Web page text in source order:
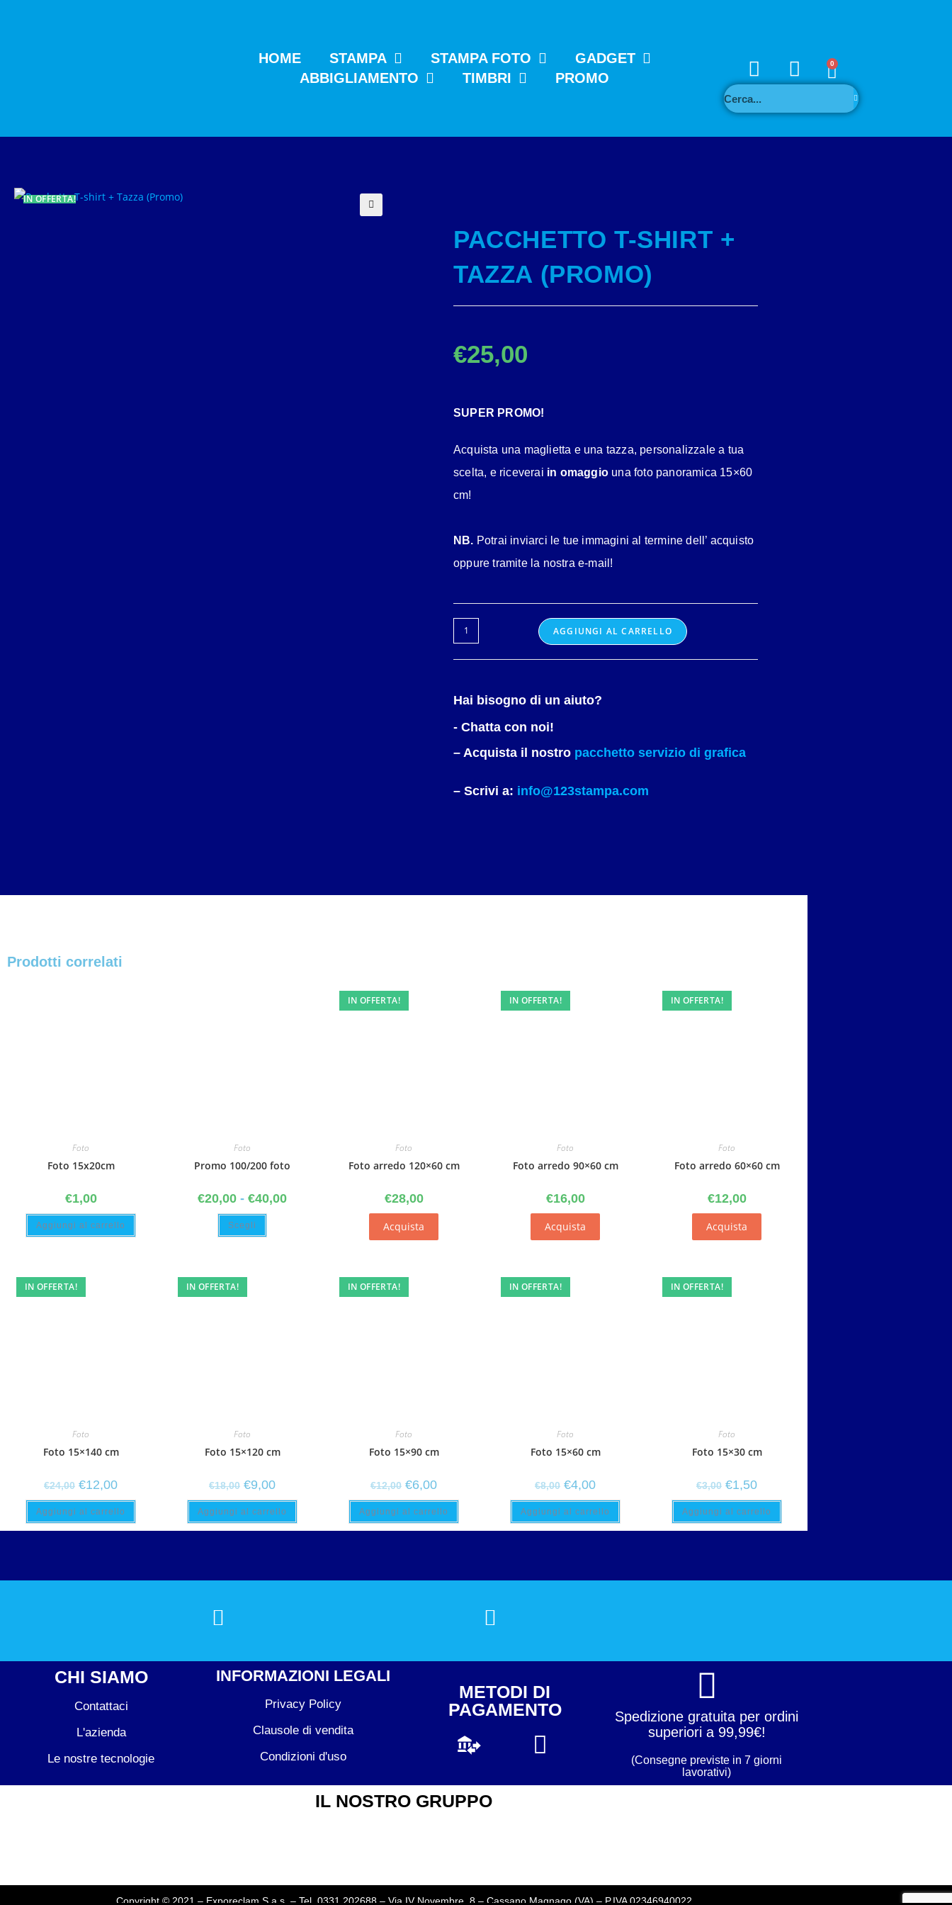
HOME STAMPA STAMPA FOTO
GADGET
ABBIGLIAMENTO
TIMBRI PROMO
0
IN OFFERTA!
PACCHETTO T-SHIRT +
TAZZA (PROMO)
€25,00
SUPER PROMO!
Acquista una maglietta e una tazza, personalizzale a tua
scelta, e riceverai in omaggio una foto panoramica 15×60
cm!
NB. Potrai inviarci le tue immagini al termine dell’ acquisto
oppure tramite la nostra e-mail!
AGGIUNGI AL CARRELLO
Hai bisogno di un aiuto?
- Chatta con noi!
– Acquista il nostro pacchetto servizio di grafica
– Scrivi a: info@123stampa.com
Prodotti correlati
Foto
Foto 15x20cm
€1,00
Aggiungi al carrello
Foto
Promo 100/200 foto
€20,00 - €40,00
Scegli
IN OFFERTA!
Foto
Foto arredo 120×60 cm
€28,00
Acquista
IN OFFERTA!
Foto
Foto arredo 90×60 cm
€16,00
Acquista
IN OFFERTA!
Foto
Foto arredo 60×60 cm
€12,00
Acquista
IN OFFERTA!
Foto
Foto 15×140 cm
€24,00 €12,00
Aggiungi al carrello
IN OFFERTA!
Foto
Foto 15×120 cm
€18,00 €9,00
Aggiungi al carrello
IN OFFERTA!
Foto
Foto 15×90 cm
€12,00 €6,00
Aggiungi al carrello
IN OFFERTA!
Foto
Foto 15×60 cm
€8,00 €4,00
Aggiungi al carrello
IN OFFERTA!
Foto
Foto 15×30 cm
€3,00 €1,50
Aggiungi al carrello
CHI SIAMO
Contattaci
L'azienda
Le nostre tecnologie
INFORMAZIONI LEGALI
Privacy Policy
Clausole di vendita
Condizioni d'uso
METODI DI
PAGAMENTO
Spedizione gratuita per ordini
superiori a 99,99€!
(Consegne previste in 7 giorni
lavorativi)
IL NOSTRO GRUPPO
Copyright © 2021 – Exporeclam S.a.s. – Tel. 0331 202688 – Via IV Novembre, 8 – Cassano Magnago (VA) – P.IVA 02346940022